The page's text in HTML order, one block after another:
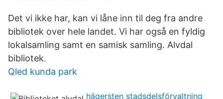
Det vi ikke har, kan vi låne inn til deg fra andre
bibliotek over hele landet. Vi har også en fyldig
lokalsamling samt en samisk samling. Alvdal
bibliotek.
Qled kunda park
hägersten stadsdelsförvaltning